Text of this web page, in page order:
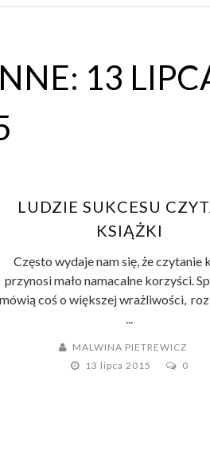
13
LUDZIE SUKCESU
KSIĄŻKI
Często wydaje nam się, że czytanie
przynosi mało namacalne korzyści.
mówią coś o większej wrażliwości,
...
MALWINA PIETREWICZ
13 lipca 2015
0